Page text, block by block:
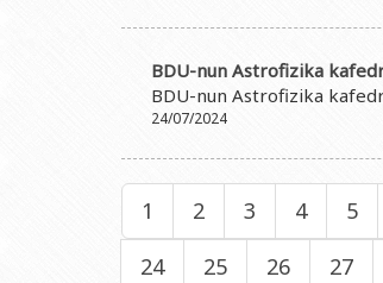
BDU-nun Astrofizika
BDU-nun Astrofizika
24/07/2024
1 2 3 4 5
24
25 26 27